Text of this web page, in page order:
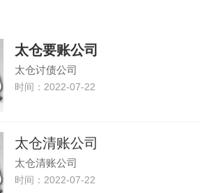
太仓要账公司
太仓讨债公司
时间：2022-07-22
太仓清账公司
太仓清账公司
时间：2022-07-22